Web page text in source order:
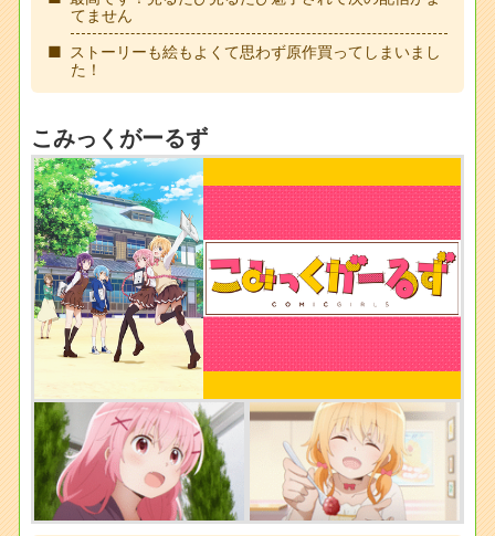
てません
ストーリーも絵もよくて思わず原作買ってしまいまし
た！
こみっくがーるず